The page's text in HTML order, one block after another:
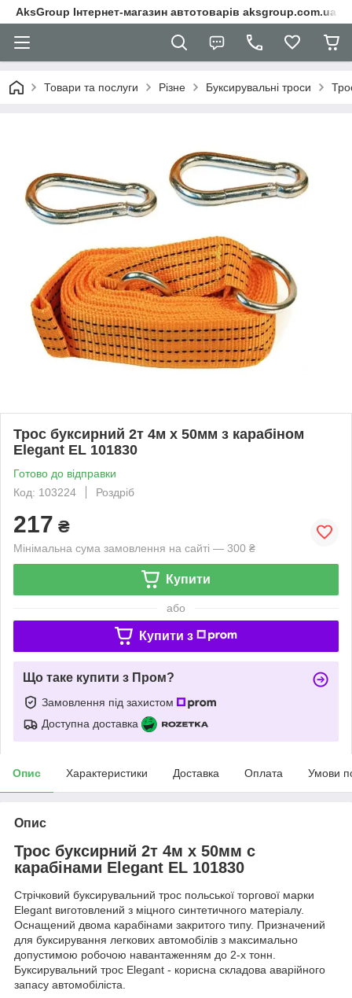
AksGroup Інтернет-магазин автотоварів aksgroup.com.ua
Товари та послуги Різне Буксирувальні троси
Трос буксирний 2т 4м х 50мм з карабіном
Elegant EL 101830
Готово до відправки
Код: 103224
Роздріб
217 ₴
Мінімальна сума замовлення на сайті — 300 ₴
Купити
або
Купити з
Що таке купити з Пром?
Замовлення під захистом
Доступна доставка
Опис Характеристики Доставка Оплата Умови
Опис
Трос буксирний 2т 4м х 50мм c
карабінами Elegant EL 101830
Стрічковий буксирувальний трос польської торгової марки
Elegant виготовлений з міцного синтетичного матеріалу.
Оснащений двома карабінами закритого типу. Призначений
для буксирування легкових автомобілів з максимально
допустимою робочою навантаженням до 2-х тонн.
Буксирувальний трос Elegant - корисна складова аварійного
запасу автомобіліста.